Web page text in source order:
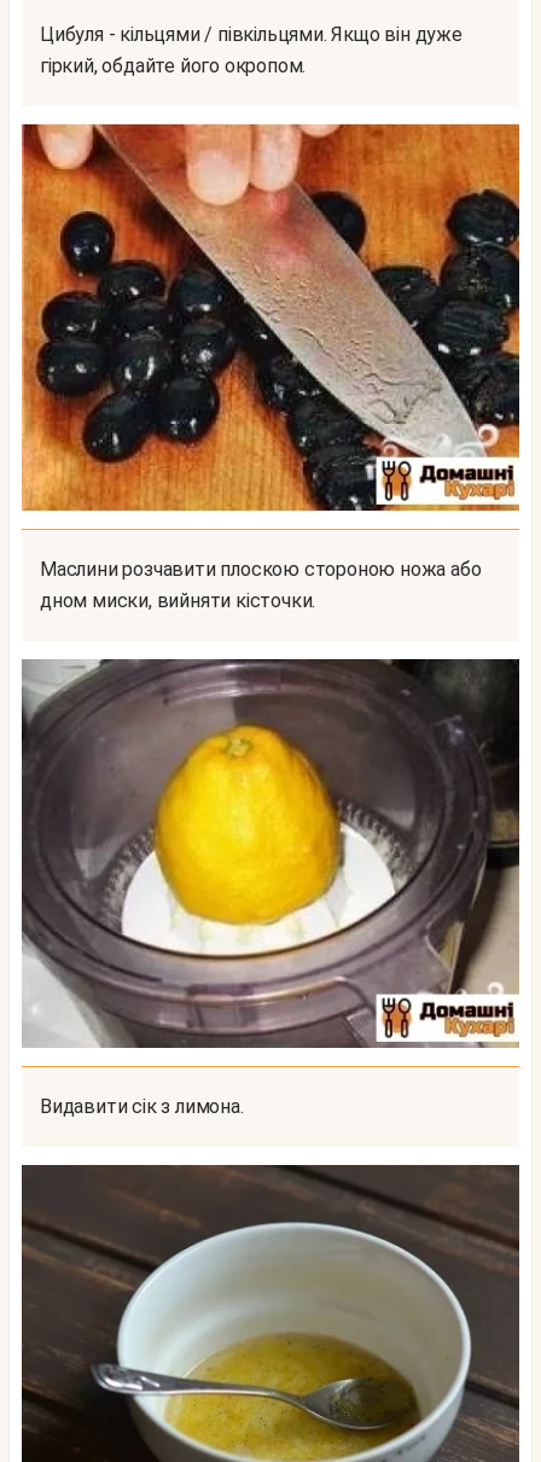
Цибуля - кільцями / півкільцями. Якщо він дуже
гіркий, обдайте його окропом.
Маслини розчавити плоскою стороною ножа або
дном миски, вийняти кісточки.
Видавити сік з лимона.